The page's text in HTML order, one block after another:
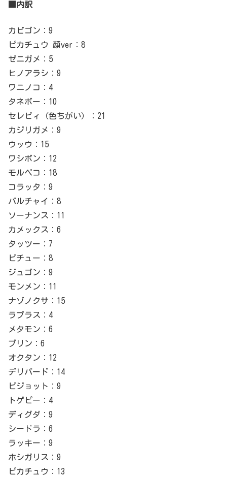
■内訳
カビゴン：9
ピカチュウ 顔ver：8
ゼニガメ：5
ヒノアラシ：9
ワニノコ：4
タネボー：10
セレビィ（色ちがい）：21
カジリガメ：9
ウッウ：15
ワシボン：12
モルペコ：18
コラッタ：9
バルチャイ：8
ソーナンス：11
カメックス：6
タッツー：7
ピチュー：8
ジュゴン：9
モンメン：11
ナゾノクサ：15
ラプラス：4
メタモン：6
プリン：6
オクタン：12
デリバード：14
ピジョット：9
トゲピー：4
ディグダ：9
シードラ：6
ラッキー：9
ホシガリス：9
ピカチュウ：13